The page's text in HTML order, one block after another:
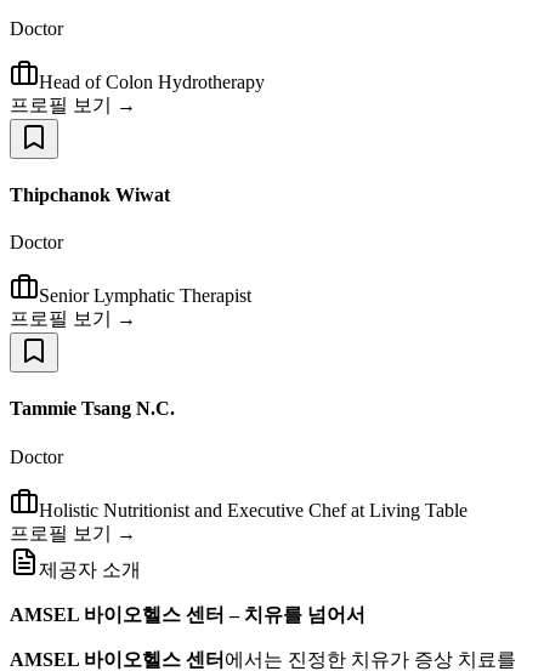
Doctor
Head of Colon Hydrotherapy
프로필 보기 →
Thipchanok Wiwat
Doctor
Senior Lymphatic Therapist
프로필 보기 →
Tammie Tsang N.C.
Doctor
Holistic Nutritionist and Executive Chef at Living Table
프로필 보기 →
제공자 소개
AMSEL 바이오헬스 센터 – 치유를 넘어서
AMSEL 바이오헬스 센터 에서는 진정한 치유가 증상 치료를